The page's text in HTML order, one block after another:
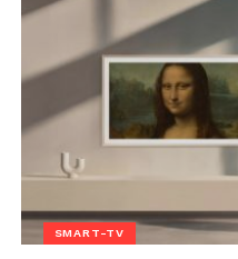
SMART-TV